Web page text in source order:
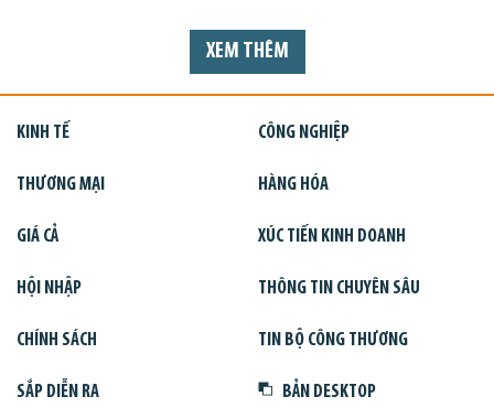
XEM THÊM
KINH TẾ CÔNG NGHIỆP
THƯƠNG MẠI HÀNG HÓA
GIÁ CẢ XÚC TIẾN KINH DOANH
HỘI NHẬP THÔNG TIN CHUYÊN SÂU
CHÍNH SÁCH TIN BỘ CÔNG THƯƠNG
SẮP DIỄN RA BẢN DESKTOP